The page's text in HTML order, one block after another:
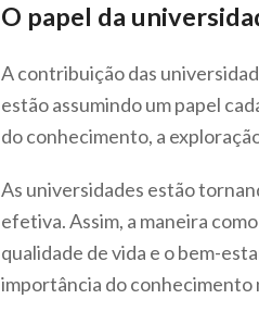
O papel da
A contribuição das
estão assumindo um papel
do conhecimento, a
As universidades estão
efetiva. Assim, a maneira
qualidade de vida e o bem-
importância do conhecimento